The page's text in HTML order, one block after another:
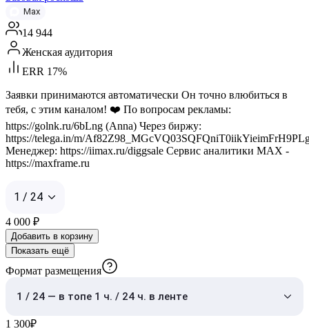
Max
14 944
Женская аудитория
ERR 17%
Заявки принимаются автоматически Он точно влюбиться в
тебя, с этим каналом! ❤️ По вопросам рекламы:
https://golnk.ru/6bLng (Anna) Через биржу:
https://telega.in/m/
Менеджер: https://iimax.ru/diggsale Сервис аналитики MAX -
https://maxframe.ru
1 / 24
4 000 ₽
Добавить в корзину
Показать ещё
Формат размещения
1 / 24 — в топе 1 ч. / 24 ч. в ленте
1 300₽